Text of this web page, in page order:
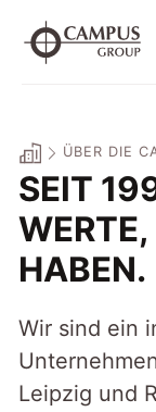
Inhalt
springen
ÜBER DIE
SEIT
HABEN.
Wir sind ein
Leipzig und